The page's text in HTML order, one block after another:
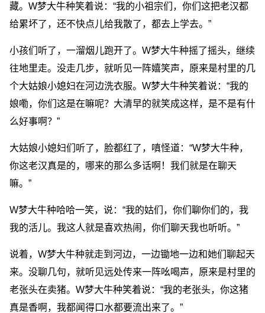
藏。W梦大牛种笑着说：“我的小祖宗们，你们这把老汉都
给累坏了，还不快点儿给我散了，都去上学去。”
小孩们听了，一溜烟儿跑开了。W梦大牛种摇了摇头，继续
往地里走。没走几步，就听见一阵嬉笑声，原来是村里的几
个大姑娘小媳妇在河边洗衣服。W梦大牛种笑着说：“我的
娘嘞，你们这是在嘛呢？大清早的就笑成这样，是不是有什
么好事啊？”
大姑娘小媳妇们听了，脸都红了，嗔怪道：“W梦大牛种，
你这老汉真是的，哪来的那么多话啊！我们就是在聊天
嘛。”
W梦大牛种哈哈一笑，说：“我的姑们，你们聊你们的，我
我的活儿。我这人就是喜欢热闹，你们聊天我也听听。”
说着，W梦大牛种就走到河边，一边锄地一边和她们聊起天
来。没聊几句，就听见远处传来一阵吆喝声，原来是村里的
老张头在卖猪。W梦大牛种笑着说：“我的老张头，你这猪
真是香啊，我都闻得口水都要流出来了。”